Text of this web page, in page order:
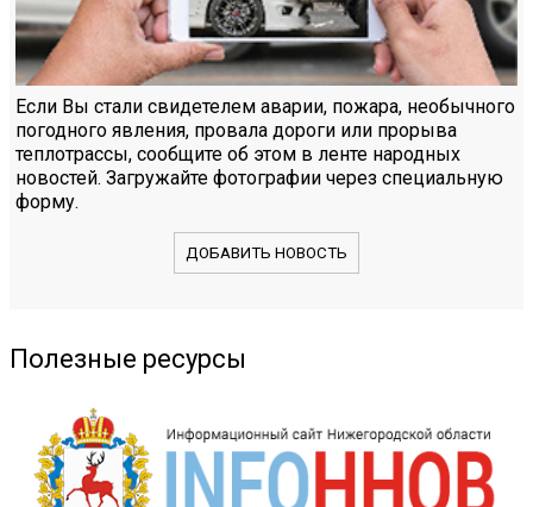
Если Вы стали свидетелем аварии, пожара, необычного
погодного явления, провала дороги или прорыва
теплотрассы, сообщите об этом в ленте народных
новостей. Загружайте фотографии через специальную
форму.
ДОБАВИТЬ НОВОСТЬ
Полезные ресурсы